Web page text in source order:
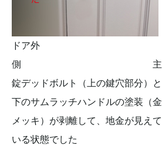
ドア外
側 主
錠デッドボルト（上の鍵穴部分）と
下のサムラッチハンドルの塗装（金
メッキ）が剥離して、地金が見えて
いる状態でした